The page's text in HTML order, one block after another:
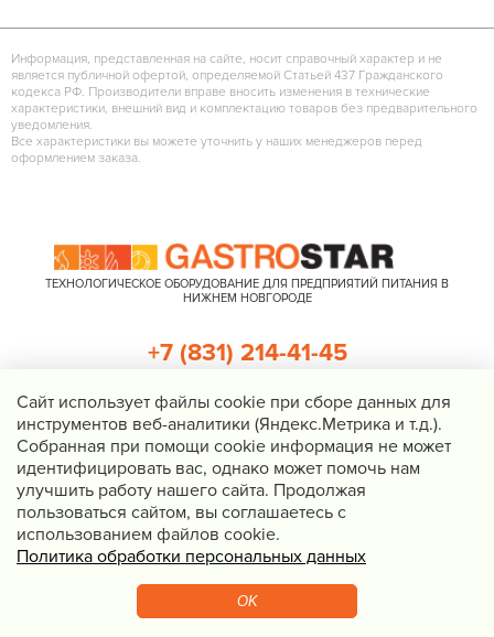
Информация, представленная на сайте, носит справочный характер и не
является публичной офертой, определяемой Статьей 437 Гражданского
кодекса РФ. Производители вправе вносить изменения в технические
характеристики, внешний вид и комплектацию товаров без предварительного
уведомления.
Все характеристики вы можете уточнить у наших менеджеров перед
оформлением заказа.
ТЕХНОЛОГИЧЕСКОЕ ОБОРУДОВАНИЕ ДЛЯ ПРЕДПРИЯТИЙ ПИТАНИЯ В
НИЖНЕМ НОВГОРОДЕ
Нижний Новгород, Казанское шоссе, д. 4, корп. 3, пом. 1
info@gastrostar.ru
Политика конфиденциальности
+7 (831) 214-41-45
Перезвоните мне
оборудования для предприятий общественного питания
— создание сайтов
Cайт использует файлы cookie при сборе данных для
инструментов веб-аналитики (Яндекс.Метрика и т.д.).
Собранная при помощи cookie информация не может
идентифицировать вас, однако может помочь нам
улучшить работу нашего сайта. Продолжая
пользоваться сайтом, вы соглашаетесь с
использованием файлов cookie.
Политика обработки персональных данных
OK